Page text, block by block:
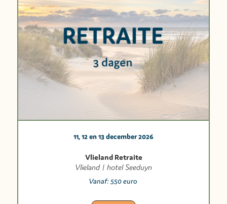
11, 12 en 13 december 2026
Vlieland Retraite
Vlieland | hotel Seeduyn
Vanaf: 550 euro